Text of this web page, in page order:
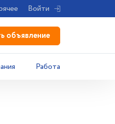
Войти
объявление
Работа